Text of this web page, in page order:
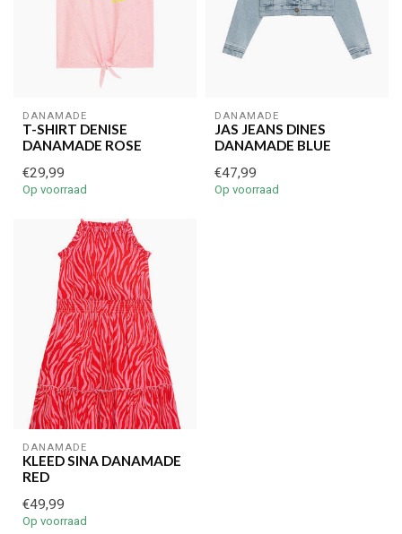
DANAMADE
T-SHIRT DENISE
DANAMADE ROSE
€29,99
Op voorraad
DANAMADE
JAS JEANS DINES
DANAMADE BLUE
€47,99
Op voorraad
DANAMADE
KLEED SINA DANAMADE
RED
€49,99
Op voorraad